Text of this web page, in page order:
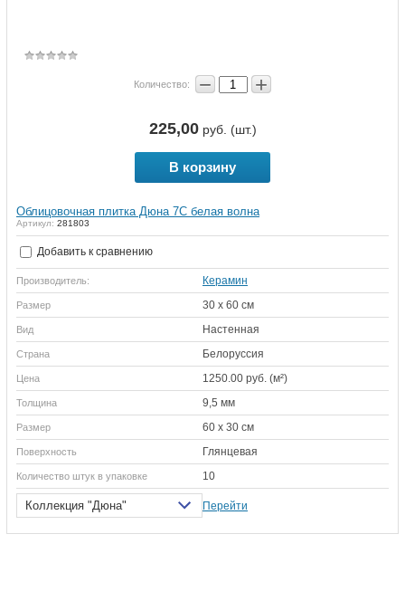
Количество: − +
225,00руб. (шт.)
В корзину
Облицовочная плитка Дюна 7С белая волна
Артикул: 281803
Добавить к сравнению
Производитель: Керамин
Размер 30 х 60 см
Вид Настенная
Страна Белоруссия
Цена 1250.00 руб. (м²)
Толщина 9,5 мм
Размер 60 х 30 см
Поверхность Глянцевая
Количество штук в упаковке 10
Коллекция "Дюна" Перейти